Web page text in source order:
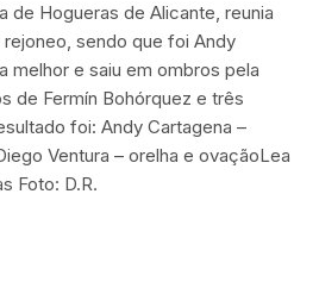
de Hogueras de Alicante, reunia
sendo que foi Andy
melhor e saiu em ombros pela
de Fermín Bohórquez e três
foi: Andy Cartagena –
Ventura – orelha e ovaçãoLea
Foto: D.R.